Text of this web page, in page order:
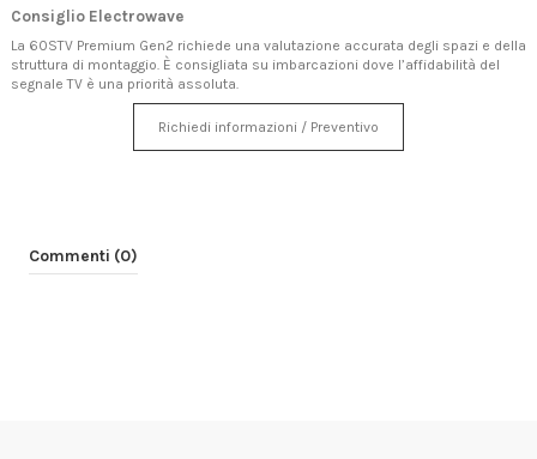
Consiglio Electrowave
La 60STV Premium Gen2 richiede una valutazione accurata degli spazi e della
struttura di montaggio. È consigliata su imbarcazioni dove l’affidabilità del
segnale TV è una priorità assoluta.
Richiedi informazioni / Preventivo
Commenti (0)